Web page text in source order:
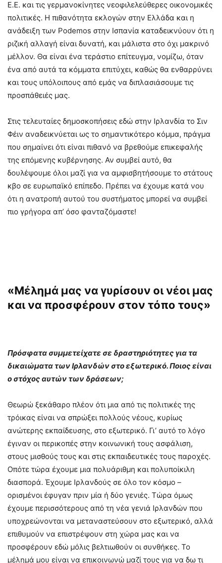
Ε.Ε. και τις γερμανοκίνητες νεοφιλελεύθερες οικονομικές
πολιτικές. Η πιθανότητα εκλογών στην Ελλάδα και η
ανάδειξη των Podemos στην Ισπανία καταδεικνύουν ότι η
ριζική αλλαγή είναι δυνατή, και μάλιστα στο όχι μακρινό
μέλλον. Θα είναι ένα τεράστιο επίτευγμα, νομίζω, όταν
ένα από αυτά τα κόμματα επιτύχει, καθώς θα ενθαρρύνει
και τους υπόλοιπους από εμάς να διπλασιάσουμε τις
προσπάθειές μας.
Στις τελευταίες δημοσκοπήσεις εδώ στην Ιρλανδία το Σιν
Φέιν αναδεικνύεται ως το σημαντικότερο κόμμα, πράγμα
που σημαίνει ότι είναι πιθανό να βρεθούμε επικεφαλής
της επόμενης κυβέρνησης. Αν συμβεί αυτό, θα
δουλέψουμε όλοι μαζί για να αμφισβητήσουμε το στάτους
κβο σε ευρωπαϊκό επίπεδο. Πρέπει να έχουμε κατά νου
ότι η ανατροπή αυτού του συστήματος μπορεί να συμβεί
πιο γρήγορα απ’ όσο φανταζόμαστε!
«Μέλημά μας να γυρίσουν οι νέοι μας
και να προσφέρουν στον τόπο τους»
Πρόσφατα συμμετείχατε σε δραστηριότητες για τα
δικαιώματα των Ιρλανδών στο εξωτερικό. Ποιος είναι
ο στόχος αυτών των δράσεων;
Θεωρώ ξεκάθαρο πλέον ότι μια από τις πολιτικές της
τρόικας είναι να σπρώξει πολλούς νέους, κυρίως
ανώτερης εκπαίδευσης, στο εξωτερικό. Γι’ αυτό το λόγο
έγιναν οι περικοπές στην κοινωνική τους ασφάλιση,
στους μισθούς τους και στις εκπαιδευτικές τους παροχές.
Οπότε τώρα έχουμε μια πολυάριθμη και πολυποίκιλη
διασπορά. Έχουμε Ιρλανδούς σε όλο τον κόσμο –
ορισμένοι έφυγαν πριν μία ή δύο γενιές. Τώρα όμως
έχουμε περισσότερους από τη νέα γενιά Ιρλανδών που
υποχρεώνονται να μεταναστεύσουν στο εξωτερικό, αλλά
επιθυμούν να επιστρέψουν στη χώρα μας και να
προσφέρουν εδώ μόλις βελτιωθούν οι συνθήκες. Το
μέλημά μου είναι να επικοινωνώ μαζί τους για να δω τι